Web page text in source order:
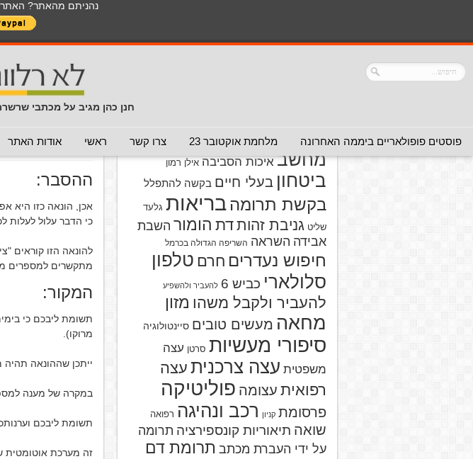
נהניתם מהאתר? האתר
חנן כהן מגיב על מכתבי שרשרת
פוסטים פופולאריים ביממה האחרונה מלחמת אוקטובר 23 צרו קשר ראשי אודות האתר
לכל התכנים באתר
כללי מכתב חוזר
הנך כאן:דף הבית/
ההסבר:
אכן, הונאה כזו היא
כי הדבר עלול לעלות
להונאה הזו קוראים
מתקשרים למספרים
המקור:
מרוקו).
ייתכן שההונאה
במקרה של מענה
תשומת ליבכם
זה מערכת אוטומטית
מפני מוצריםאזהרת וירוס
מחשב איכות הסביבה אילן רמון
ביטחון בעלי חיים בקשה להתפלל
בקשת תרומהבריאות גלעד
שליט גניבת זהותדת הומור השבת
אבידה השראה השריפה הגדולה בכרמל
חיפוש נעדרים חרם טלפון
סלולארי כביש 6 להעביר ולהשפיע
להעביר ולקבל משהו מזון
מחאה מעשים טובים סיינטולוגיה
סיפורי מעשיות סרטן עצה
משפטית עצה צרכנית עצה
רפואית עצומה פוליטיקה
פרסומת קניון רכב ונהיגה רפואה
שואה תיאוריות קונספירציה תרומה
על ידי העברת מכתב תרומת דם